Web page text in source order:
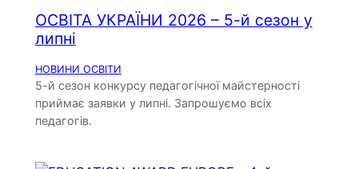
ОСВІТА УКРАЇНИ 2026 – 5-й сезон у
липні
НОВИНИ ОСВІТИ
5-й сезон конкурсу педагогічної майстерності
приймає заявки у липні. Запрошуємо всіх
педагогів.